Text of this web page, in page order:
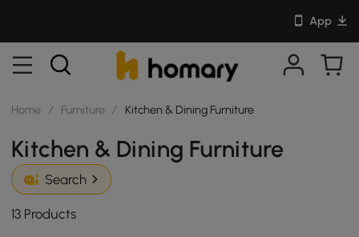
App
Home / Furniture / Kitchen & Dining Furniture
Kitchen & Dining Furniture
Search
13 Products